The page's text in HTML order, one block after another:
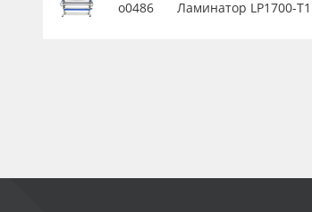
о0486 Ламинатор LP1700-T1